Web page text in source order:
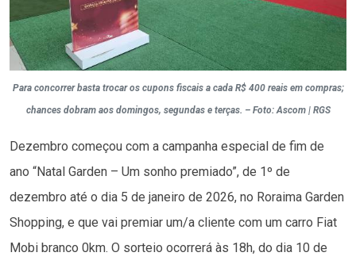
Para concorrer basta trocar os cupons fiscais a cada R$ 400 reais em compras;
chances dobram aos domingos, segundas e terças. – Foto: Ascom | RGS
Dezembro começou com a campanha especial de fim de
ano “Natal Garden – Um sonho premiado”, de 1º de
dezembro até o dia 5 de janeiro de 2026, no Roraima Garden
Shopping, e que vai premiar um/a cliente com um carro Fiat
Mobi branco 0km. O sorteio ocorrerá às 18h, do dia 10 de